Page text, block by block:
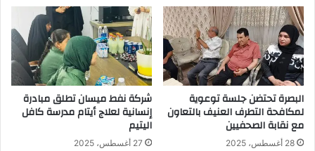
البصرة تحتضن جلسة توعوية
لمكافحة التطرف العنيف بالتعاون
مع نقابة الصحفيين
28 أغسطس، 2025
شركة نفط ميسان تطلق مبادرة
إنسانية لعلاج أيتام مدرسة كافل
اليتيم
27 أغسطس، 2025